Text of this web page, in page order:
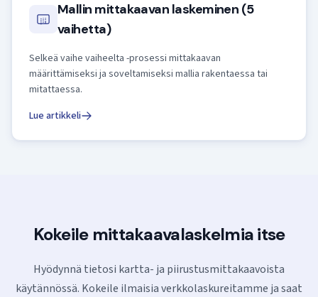
Mallin mittakaavan laskeminen (5
vaihetta)
Selkeä vaihe vaiheelta -prosessi mittakaavan
määrittämiseksi ja soveltamiseksi mallia rakentaessa tai
mitattaessa.
Lue artikkeli
Kokeile mittakaava­laskelmia itse
Hyödynnä tietosi kartta- ja piirustusmitta­kaavoista
käytännössä. Kokeile ilmaisia verkkolaskureitamme ja saat